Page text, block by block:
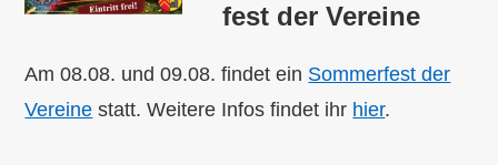
fest der Vereine
Am 08.08. und 09.08. findet ein Sommerfest der
Vereine statt. Weitere Infos findet ihr hier.